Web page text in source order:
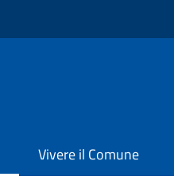
Vivere il Comune